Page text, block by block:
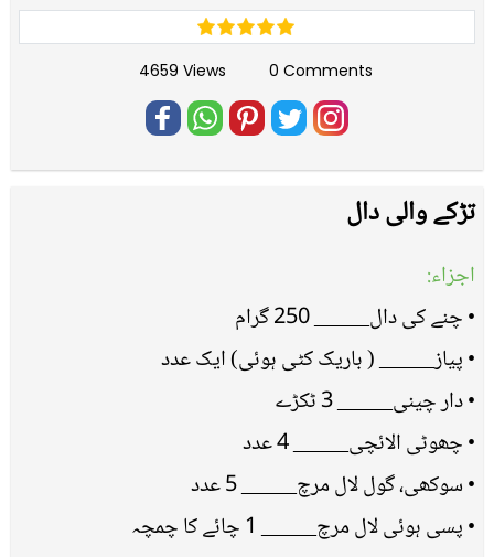
4659 Views 0 Comments
تڑکے والی دال
اجزاء:
• چنے کی دال_____ 250 گرام
• پیاز_____ ( باریک کٹی ہوئی) ایک عدد
• دار چینی_____ 3 ٹکڑے
• چھوٹی الائچی_____ 4 عدد
• سوکھی، گول لال مرچ_____ 5 عدد
• پسی ہوئی لال مرچ_____ 1 چائے کا چمچہ